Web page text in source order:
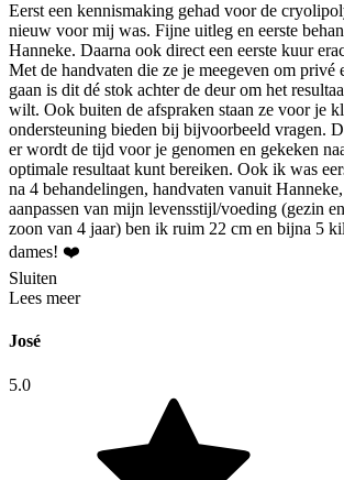
Eerst een kennismaking gehad voor de
nieuw voor mij was. Fijne uitleg en eerste
Hanneke. Daarna ook direct een eerste kuur
Met de handvaten die ze je meegeven om privé
gaan is dit dé stok achter de deur om het
wilt. Ook buiten de afspraken staan ze voor je
ondersteuning bieden bij bijvoorbeeld vragen.
er wordt de tijd voor je genomen en gekeken
optimale resultaat kunt bereiken. Ook ik was
na 4 behandelingen, handvaten vanuit
aanpassen van mijn levensstijl/voeding (gezin
zoon van 4 jaar) ben ik ruim 22 cm en bijna 5
dames! ❤️
Sluiten
Lees meer
José
5.0